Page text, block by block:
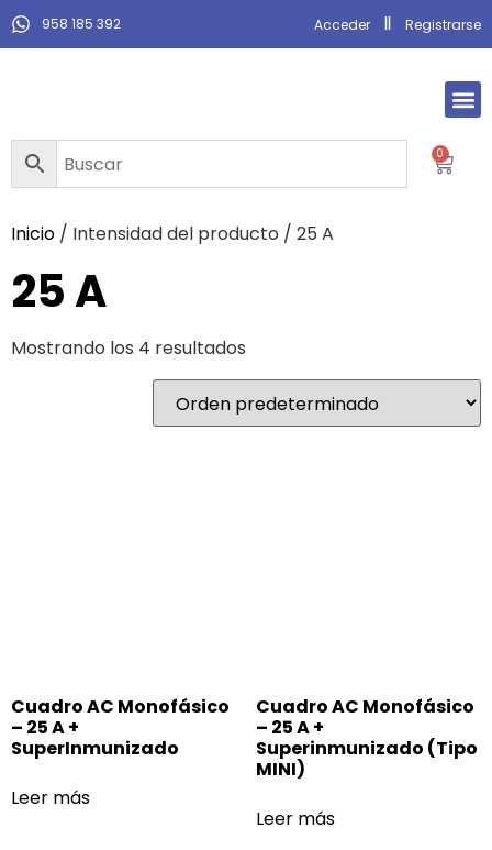
958 185 392 Acceder Registrarse
0
Inicio / Intensidad del producto / 25 A
25 A
Mostrando los 4 resultados
Cuadro AC Monofásico
– 25 A +
SuperInmunizado
Leer más
Cuadro AC Monofásico
– 25 A +
Superinmunizado (Tipo
MINI)
Leer más